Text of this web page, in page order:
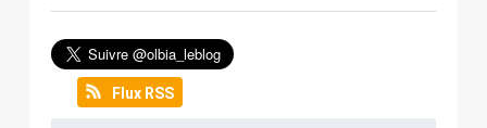
Flux RSS